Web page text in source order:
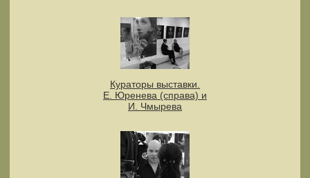
Кураторы выставки.
Е. Юренева (справа) и
И. Чмырева